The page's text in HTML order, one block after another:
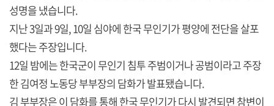
성명을 냈습니다.
지난 3일과 9일, 10일 심야에 한국 무인기가 평양에 전단을 살포
했다는 주장입니다.
12일 밤에는 한국군이 무인기 침투 주범이거나 공범이라고 주장
한 김여정 노동당 부부장의 담화가 발표됐습니다.
김 부부장은 이 담화를 통해 한국 무인기가 다시 발견되면 참변이